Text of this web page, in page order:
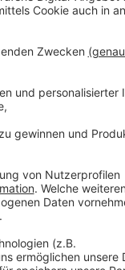
war das ein
über meine
und ein bisschen
erklärt
den letzten